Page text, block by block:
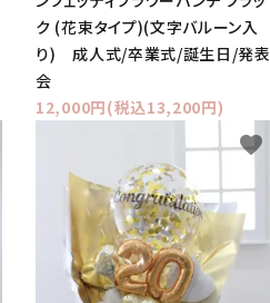
ク (花束タイプ)(文字バルーン入
り) 成人式/卒業式/誕生日/発表
会
12,000円(税込13,200円)
favorite